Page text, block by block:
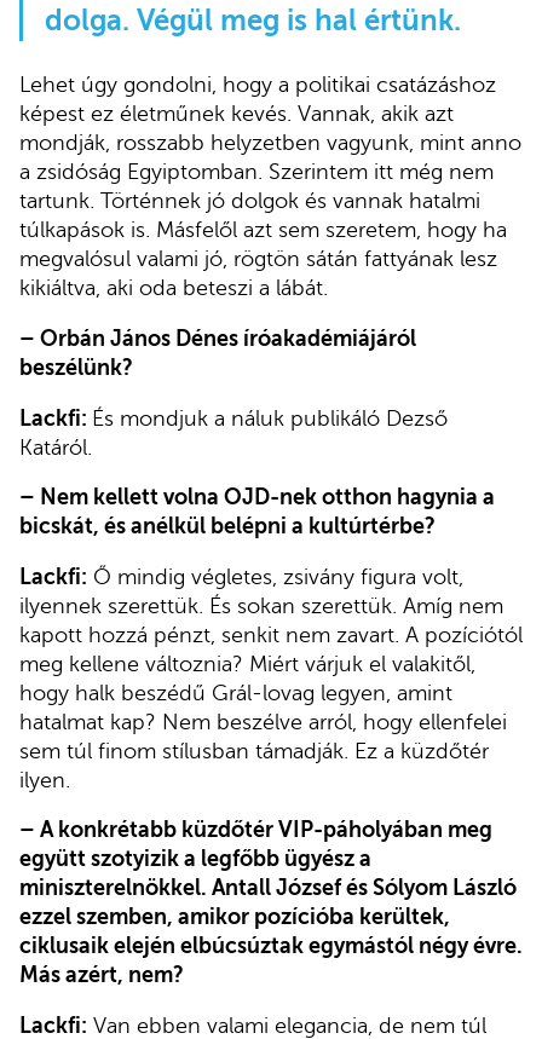
dolga. Végül meg is hal értünk.
Lehet úgy gondolni, hogy a politikai csatázáshoz
képest ez életműnek kevés. Vannak, akik azt
mondják, rosszabb helyzetben vagyunk, mint anno
a zsidóság Egyiptomban. Szerintem itt még nem
tartunk. Történnek jó dolgok és vannak hatalmi
túlkapások is. Másfelől azt sem szeretem, hogy ha
megvalósul valami jó, rögtön sátán fattyának lesz
kikiáltva, aki oda beteszi a lábát.
– Orbán János Dénes íróakadémiájáról
beszélünk?
Lackfi: És mondjuk a náluk publikáló Dezső
Katáról.
– Nem kellett volna OJD-nek otthon hagynia a
bicskát, és anélkül belépni a kultúrtérbe?
Lackfi: Ő mindig végletes, zsivány figura volt,
ilyennek szerettük. És sokan szerettük. Amíg nem
kapott hozzá pénzt, senkit nem zavart. A pozíciótól
meg kellene változnia? Miért várjuk el valakitől,
hogy halk beszédű Grál-lovag legyen, amint
hatalmat kap? Nem beszélve arról, hogy ellenfelei
sem túl finom stílusban támadják. Ez a küzdőtér
ilyen.
– A konkrétabb küzdőtér VIP-páholyában meg
együtt szotyizik a legfőbb ügyész a
miniszterelnökkel. Antall József és Sólyom László
ezzel szemben, amikor pozícióba kerültek,
ciklusaik elején elbúcsúztak egymástól négy évre.
Más azért, nem?
Lackfi: Van ebben valami elegancia, de nem túl